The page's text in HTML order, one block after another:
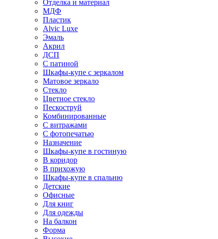
Отделка и материал
МДФ
Пластик
Alvic Luxe
Эмаль
Акрил
ДСП
С патиной
Шкафы-купе с зеркалом
Матовое зеркало
Стекло
Цветное стекло
Пескоструй
Комбинированные
С витражами
С фотопечатью
Назначение
Шкафы-купе в гостиную
В коридор
В прихожую
Шкафы-купе в спальню
Детские
Офисные
Для книг
Для одежды
На балкон
Форма